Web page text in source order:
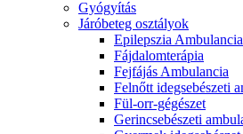
Gyógyítás
Járóbeteg osztályok
Epilepszia Ambulancia
Fájdalomterápia
Fejfájás Ambulancia
Felnőtt idegsebészeti
Fül-orr-gégészet
Gerincsebészeti